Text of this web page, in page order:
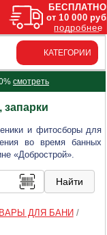
КАТЕГОРИИ
смотреть
и фитосборы для
во время банных
«Добрострой».
ДЛЯ БАНИ /